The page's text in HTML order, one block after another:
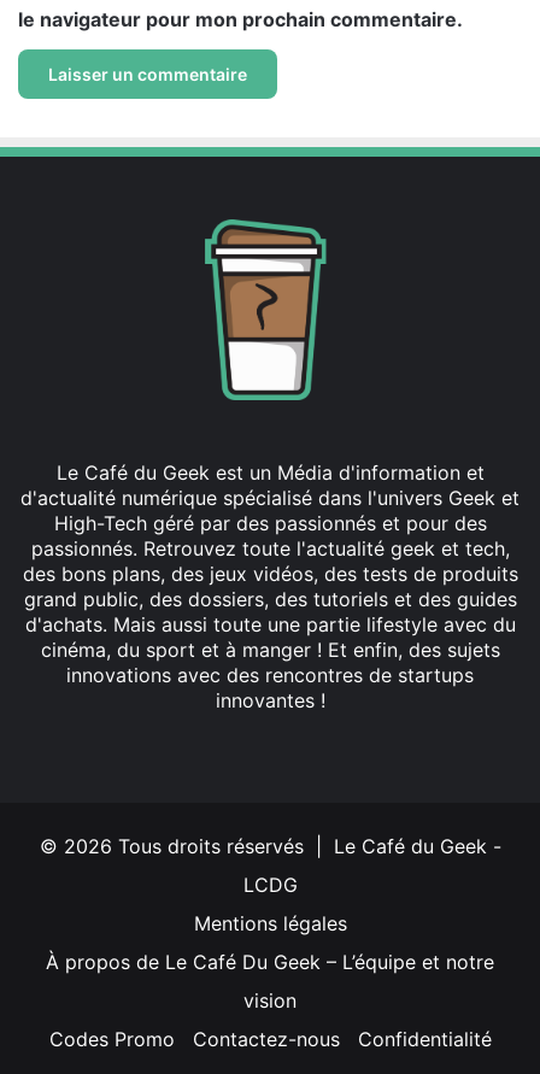
le navigateur pour mon prochain commentaire.
Le Café du Geek est un Média d'information et
d'actualité numérique spécialisé dans l'univers Geek et
High-Tech géré par des passionnés et pour des
passionnés. Retrouvez toute l'actualité geek et tech,
des bons plans, des jeux vidéos, des tests de produits
grand public, des dossiers, des tutoriels et des guides
d'achats. Mais aussi toute une partie lifestyle avec du
cinéma, du sport et à manger ! Et enfin, des sujets
innovations avec des rencontres de startups
innovantes !
© 2026 Tous droits réservés | Le Café du Geek -
LCDG
Mentions légales
À propos de Le Café Du Geek – L’équipe et notre
vision
Codes Promo
Contactez-nous Confidentialité